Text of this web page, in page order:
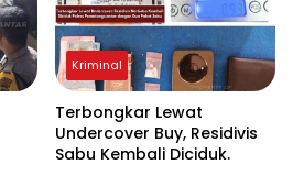
Kriminal
Terbongkar Lewat
Undercover Buy, Residivis
Sabu Kembali Diciduk.